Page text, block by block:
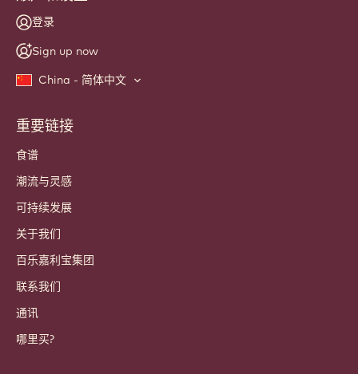
登录
Sign up now
China - 简体中文
Footer
Callebaut
重要链接
食谱
潮流与灵感
可持续发展
关于我们
百乐嘉利宝集团
联系我们
通讯
哪里买?